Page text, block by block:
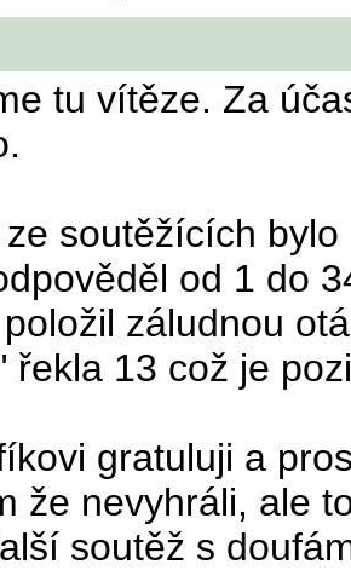
tu vítěze. Za
soutěžících
od 1 do
záludnou
řekla 13 což je
gratuluji a
že nevyhráli, ale
soutěž s